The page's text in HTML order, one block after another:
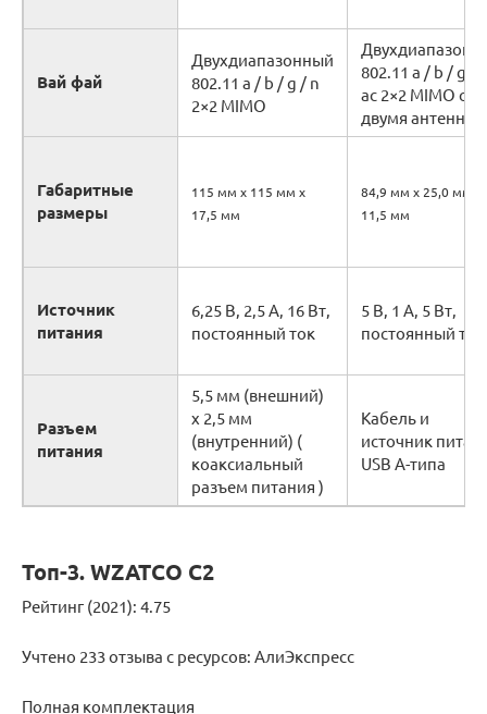
Вай фай
Двухдиапазонный
802.11 a / b / g / n
2×2 MIMO
802.11 a / b / g /
ac 2×2 MIMO с
двумя
Габаритные
размеры
115 мм x 115 мм x
17,5 мм
84,9 мм x 25,0 мм x
11,5 мм
Источник
питания
6,25 В, 2,5 А, 16 Вт,
постоянный ток
5 В, 1 А, 5 Вт,
постоянный ток
Разъем
питания
5,5 мм (внешний)
x 2,5 мм
(внутренний) (
коаксиальный
разъем питания )
Кабель и
источник
USB A-типа
Топ-3. WZATCO C2
Рейтинг (2021): 4.75
Учтено 233 отзыва с ресурсов: АлиЭкспресс
Полная комплектация